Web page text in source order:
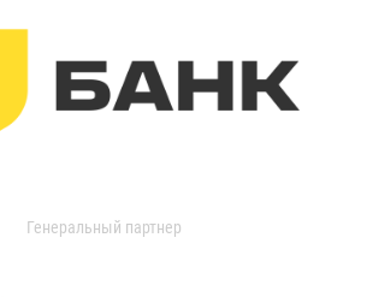
Генеральный партнер